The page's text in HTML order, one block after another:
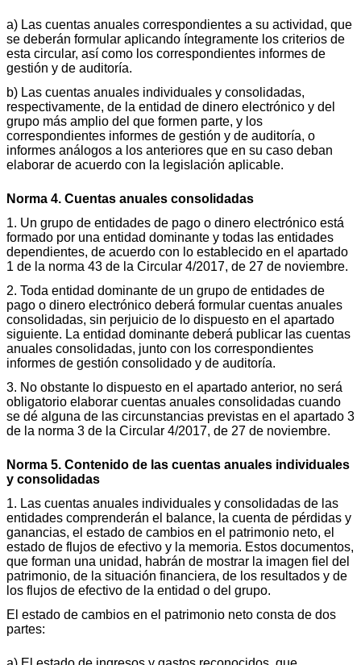
a) Las cuentas anuales correspondientes a su actividad, que
se deberán formular aplicando íntegramente los criterios de
esta circular, así como los correspondientes informes de
gestión y de auditoría.
b) Las cuentas anuales individuales y consolidadas,
respectivamente, de la entidad de dinero electrónico y del
grupo más amplio del que formen parte, y los
correspondientes informes de gestión y de auditoría, o
informes análogos a los anteriores que en su caso deban
elaborar de acuerdo con la legislación aplicable.
Norma 4. Cuentas anuales consolidadas
1. Un grupo de entidades de pago o dinero electrónico está
formado por una entidad dominante y todas las entidades
dependientes, de acuerdo con lo establecido en el apartado
1 de la norma 43 de la Circular 4/2017, de 27 de noviembre.
2. Toda entidad dominante de un grupo de entidades de
pago o dinero electrónico deberá formular cuentas anuales
consolidadas, sin perjuicio de lo dispuesto en el apartado
siguiente. La entidad dominante deberá publicar las cuentas
anuales consolidadas, junto con los correspondientes
informes de gestión consolidado y de auditoría.
3. No obstante lo dispuesto en el apartado anterior, no será
obligatorio elaborar cuentas anuales consolidadas cuando
se dé alguna de las circunstancias previstas en el apartado 3
de la norma 3 de la Circular 4/2017, de 27 de noviembre.
Norma 5. Contenido de las cuentas anuales individuales
y consolidadas
1. Las cuentas anuales individuales y consolidadas de las
entidades comprenderán el balance, la cuenta de pérdidas y
ganancias, el estado de cambios en el patrimonio neto, el
estado de flujos de efectivo y la memoria. Estos documentos,
que forman una unidad, habrán de mostrar la imagen fiel del
patrimonio, de la situación financiera, de los resultados y de
los flujos de efectivo de la entidad o del grupo.
El estado de cambios en el patrimonio neto consta de dos
partes: